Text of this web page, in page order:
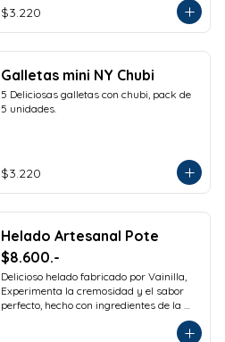
$3.220
Galletas mini NY Chubi
5 Deliciosas galletas con chubi, pack de
5 unidades.
$3.220
Helado Artesanal Pote
$8.600.-
Delicioso helado fabricado por Vainilla,
Experimenta la cremosidad y el sabor
perfecto, hecho con ingredientes de la
más alta calidad para que disfrutes en